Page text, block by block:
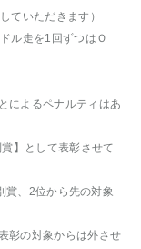
ていただきます）
ル走を1回ずつはＯ
によるペナルティはあ
】として表彰させて
賞、2位から先の対象
彰の対象からは外させ